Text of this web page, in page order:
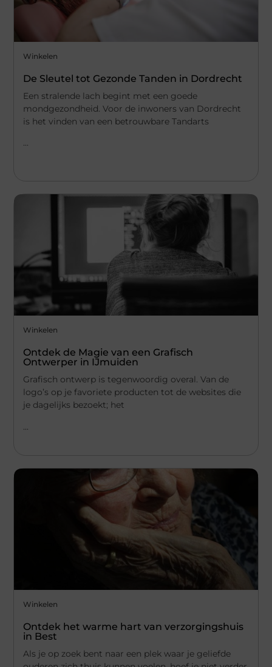
Winkelen
De Sleutel tot Gezonde Tanden in Dordrecht
Een stralende lach begint met een goede
mondgezondheid. Voor de inwoners van Dordrecht
is het vinden van een betrouwbare Tandarts
...
Winkelen
Ontdek de Magie van een Grafisch
Ontwerper in IJmuiden
Grafisch ontwerp is tegenwoordig overal. Van de
logo’s op je favoriete producten tot de websites die
je dagelijks bezoekt; het
...
Winkelen
Ontdek het warme hart van verzorgingshuis
in Best
Als je op zoek bent naar een plek waar je geliefde